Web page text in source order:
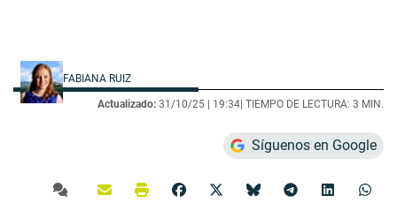
FABIANA RUIZ
Actualizado: 31/10/25 | 19:34| TIEMPO DE LECTURA: 3 MIN.
Síguenos en Google